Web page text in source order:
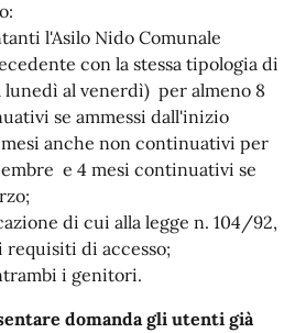
l'Asilo Nido Comunale
con la stessa tipologia di
lunedì al venerdì) per almeno 8
se ammessi dall'inizio
anche non continuativi per
e 4 mesi continuativi se
di cui alla legge n. 104/92,
requisiti di accesso;
i genitori.
domanda gli utenti già